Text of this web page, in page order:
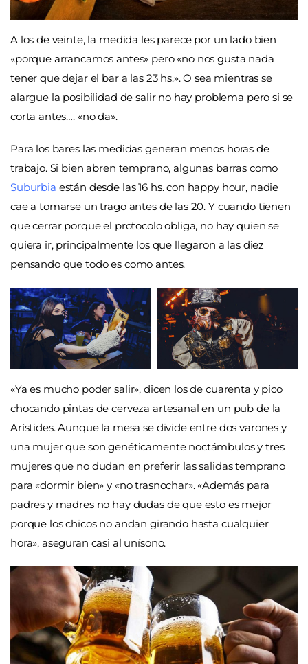
A los de veinte, la medida les parece por un lado bien
«porque arrancamos antes» pero «no nos gusta nada
tener que dejar el bar a las 23 hs.». O sea mientras se
alargue la posibilidad de salir no hay problema pero si se
corta antes…. «no da».
Para los bares las medidas generan menos horas de
trabajo. Si bien abren temprano, algunas barras como
Suburbia están desde las 16 hs. con happy hour, nadie
cae a tomarse un trago antes de las 20. Y cuando tienen
que cerrar porque el protocolo obliga, no hay quien se
quiera ir, principalmente los que llegaron a las diez
pensando que todo es como antes.
«Ya es mucho poder salir», dicen los de cuarenta y pico
chocando pintas de cerveza artesanal en un pub de la
Arístides. Aunque la mesa se divide entre dos varones y
una mujer que son genéticamente noctámbulos y tres
mujeres que no dudan en preferir las salidas temprano
para «dormir bien» y «no trasnochar». «Además para
padres y madres no hay dudas de que esto es mejor
porque los chicos no andan girando hasta cualquier
hora», aseguran casi al unísono.